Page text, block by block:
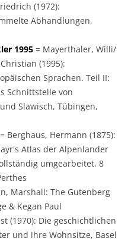
(1972):
Abhandlungen,
1995 = Mayerthaler, Willi/
(1995):
Sprachen. Teil II:
Schnittstelle von
Slawisch, Tübingen,
= Berghaus, Hermann (1875):
Atlas der Alpenlander
umgearbeitet. 8
Marshall: The Gutenberg
& Kegan Paul
(1970): Die geschichtlichen
und ihre Wohnsitze, Basel